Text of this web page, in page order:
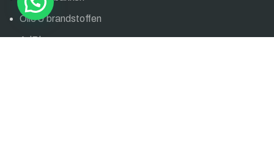
Olie & brandstoffen
AdBlue